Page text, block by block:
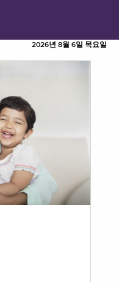
2026년 8월 6일 목요일